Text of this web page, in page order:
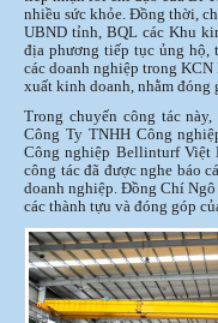
nhiều sức khỏe. Đồng thời,
UBND tỉnh, BQL các Khu
địa phương tiếp tục ủng
các doanh nghiệp trong
xuất kinh doanh, nhằm đóng
Trong chuyến công tác
Công Ty TNHH Công
Công nghiệp Bellinturf Việt
công tác đã được nghe báo
doanh nghiệp. Đồng Chí
các thành tựu và đóng góp